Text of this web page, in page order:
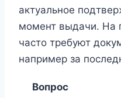
актуальное
момент выдачи. На
часто требуют
например за
Вопрос